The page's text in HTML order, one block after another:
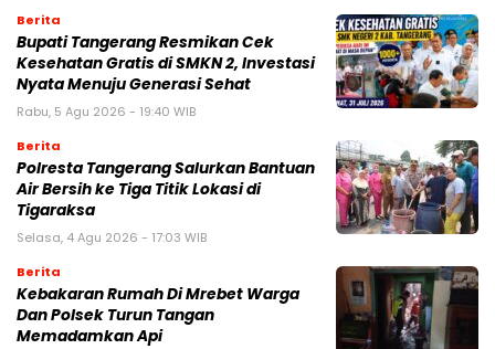
Berita
‎Bupati Tangerang Resmikan Cek
Kesehatan Gratis di SMKN 2, Investasi
Nyata Menuju Generasi Sehat
Rabu, 5 Agu 2026 - 19:40 WIB
Berita
Polresta Tangerang Salurkan Bantuan
Air Bersih ke Tiga Titik Lokasi di
Tigaraksa
Selasa, 4 Agu 2026 - 17:03 WIB
Berita
Kebakaran Rumah Di Mrebet Warga
Dan Polsek Turun Tangan
Memadamkan Api